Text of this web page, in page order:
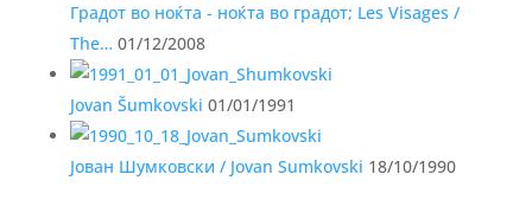
Градот во ноќта - ноќта во градот; Les Visages /
The… 01/12/2008
Jovan Šumkovski 01/01/1991
Јован Шумковски / Jovan Sumkovski 18/10/1990